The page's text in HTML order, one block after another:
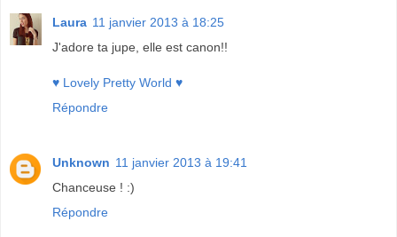
Laura 11 janvier 2013 à 18:25
J'adore ta jupe, elle est canon!!
♥ Lovely Pretty World ♥
Répondre
Unknown 11 janvier 2013 à 19:41
Chanceuse ! :)
Répondre